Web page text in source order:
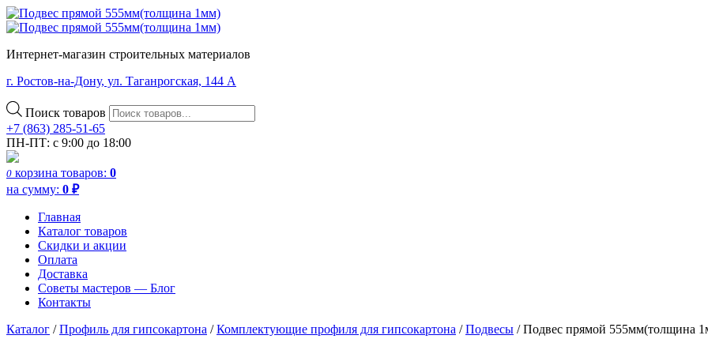
Интернет-магазин строительных материалов
г. Ростов-на-Дону, ул. Таганрогская, 144 А
Поиск товаров
+7 (863) 285-51-65
ПН-ПТ: с 9:00 до 18:00
0 корзина товаров: 0
на сумму: 0 ₽
Главная
Каталог товаров
Скидки и акции
Оплата
Доставка
Советы мастеров — Блог
Контакты
Каталог /Профиль для гипсокартона /Комплектующие профиля для гипсокартона /Подвесы / Подвес прямой 555мм(толщина